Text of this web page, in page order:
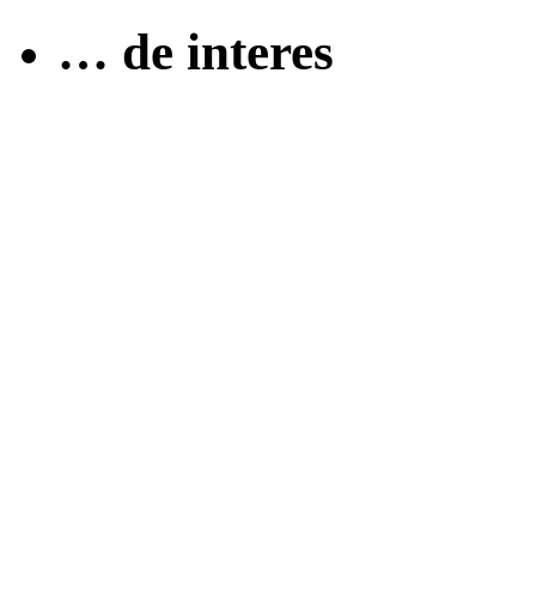
… de interes